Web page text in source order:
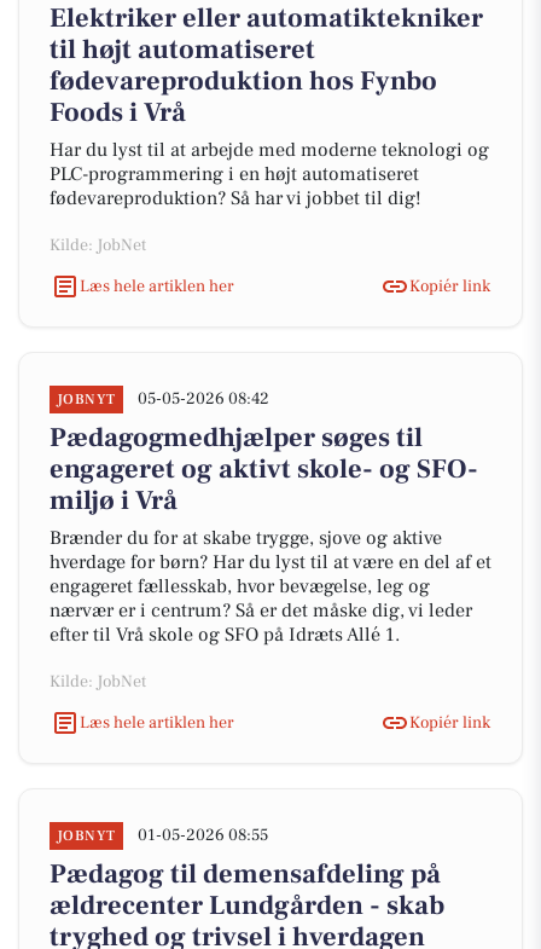
Elektriker eller automatiktekniker
til højt automatiseret
fødevareproduktion hos Fynbo
Foods i Vrå
Har du lyst til at arbejde med moderne teknologi og
PLC-programmering i en højt automatiseret
fødevareproduktion? Så har vi jobbet til dig!
Kilde: JobNet
Læs hele artiklen her
Kopiér link
JOBNYT 05-05-2026 08:42
Pædagogmedhjælper søges til
engageret og aktivt skole- og SFO-
miljø i Vrå
Brænder du for at skabe trygge, sjove og aktive
hverdage for børn? Har du lyst til at være en del af et
engageret fællesskab, hvor bevægelse, leg og
nærvær er i centrum? Så er det måske dig, vi leder
efter til Vrå skole og SFO på Idræts Allé 1.
Kilde: JobNet
Læs hele artiklen her
Kopiér link
JOBNYT 01-05-2026 08:55
Pædagog til demensafdeling på
ældrecenter Lundgården - skab
tryghed og trivsel i hverdagen